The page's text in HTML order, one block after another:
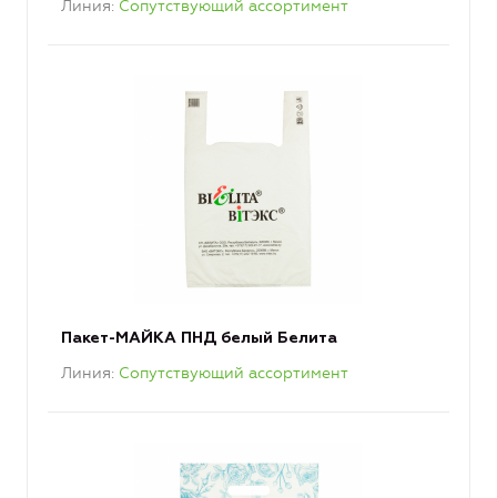
Линия Сопутствующий ассортимент
Пакет-МАЙКА ПНД белый Белита
Линия Сопутствующий ассортимент